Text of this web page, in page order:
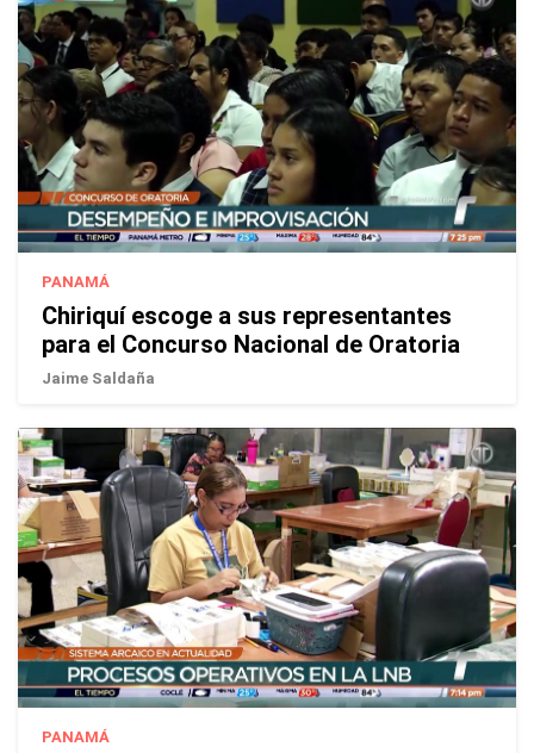
PANAMÁ
Chiriquí escoge a sus representantes
para el Concurso Nacional de Oratoria
Jaime Saldaña
PANAMÁ